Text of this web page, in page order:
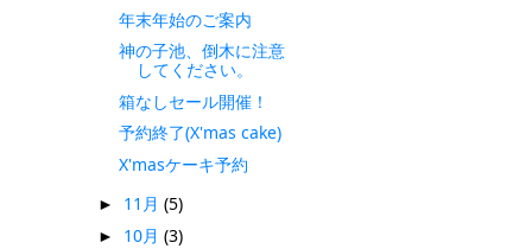
年末年始のご案内
神の子池、倒木に注意
してください。
箱なしセール開催！
予約終了(X'mas cake)
X'masケーキ予約
► 11月 (5)
► 10月 (3)